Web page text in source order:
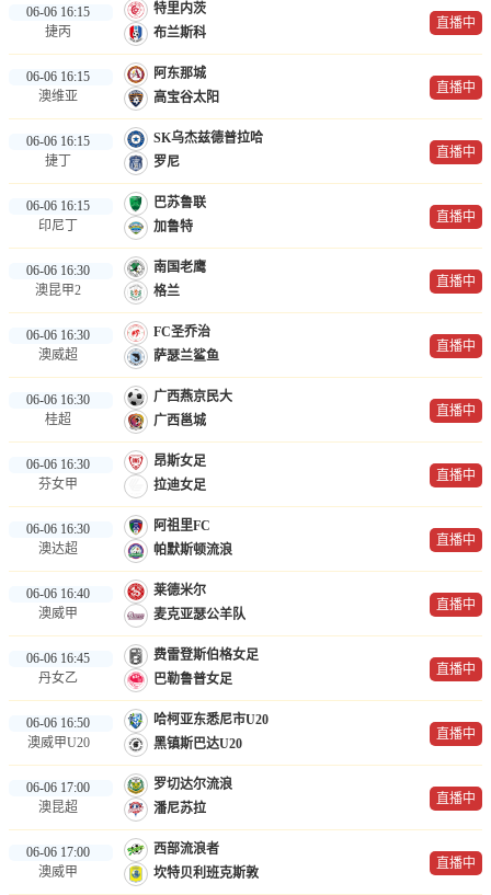
06-06 16:15
捷丙
特里内茨
布兰斯科
直播中
06-06 16:15
澳维亚
阿东那城
高宝谷太阳
直播中
06-06 16:15
捷丁
SK乌杰兹德普拉哈
罗尼
直播中
06-06 16:15
印尼丁
巴苏鲁联
加鲁特
直播中
06-06 16:30
澳昆甲2
南国老鹰
格兰
直播中
06-06 16:30
澳威超
FC圣乔治
萨瑟兰鲨鱼
直播中
06-06 16:30
桂超
广西燕京民大
广西邕城
直播中
06-06 16:30
芬女甲
昂斯女足
拉迪女足
直播中
06-06 16:30
澳达超
阿祖里FC
帕默斯顿流浪
直播中
06-06 16:40
澳威甲
莱德米尔
麦克亚瑟公羊队
直播中
06-06 16:45
丹女乙
费雷登斯伯格女足
巴勒鲁普女足
直播中
06-06 16:50
澳威甲U20
哈柯亚东悉尼市U20
黑镇斯巴达U20
直播中
06-06 17:00
澳昆超
罗切达尔流浪
潘尼苏拉
直播中
06-06 17:00
澳威甲
西部流浪者
坎特贝利班克斯敦
直播中